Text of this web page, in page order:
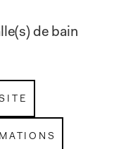
de bain